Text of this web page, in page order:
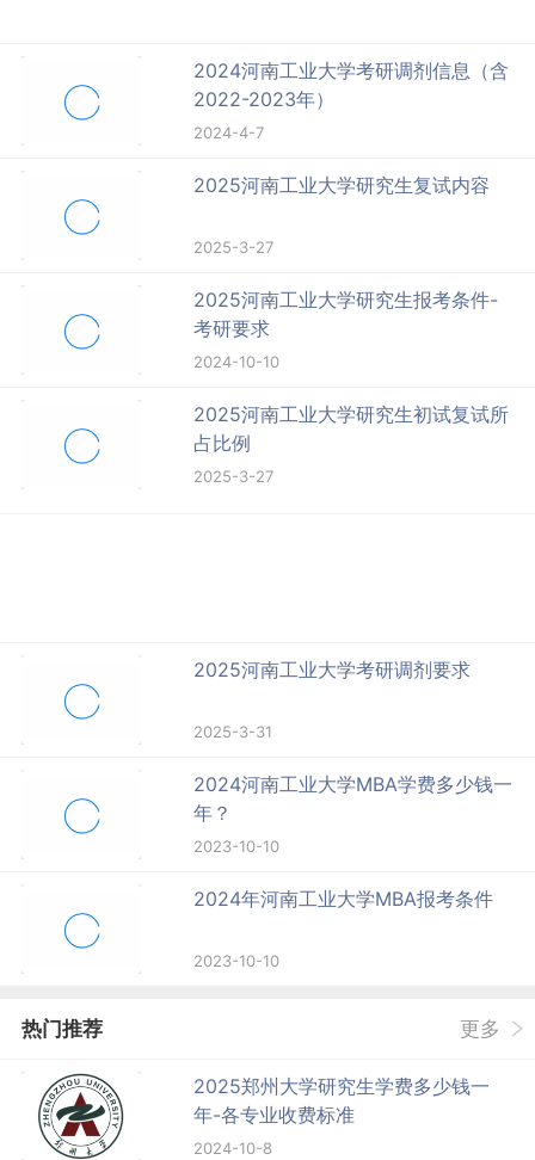
2024河南工业大学考研调剂信息（含
2022-2023年）
2024-4-7
2025河南工业大学研究生复试内容
2025-3-27
2025河南工业大学研究生报考条件-
考研要求
2024-10-10
2025河南工业大学研究生初试复试所
占比例
2025-3-27
2025河南工业大学考研调剂要求
2025-3-31
2024河南工业大学MBA学费多少钱一
年？
2023-10-10
2024年河南工业大学MBA报考条件
2023-10-10
热门推荐 更多
2025郑州大学研究生学费多少钱一
年-各专业收费标准
2024-10-8